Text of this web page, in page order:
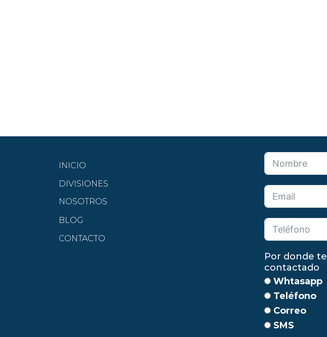
CONTACTO
DIVISIONES
NOSOTROS
BLOG
INICIO
Por donde
contactado
Whtasapp
Teléfono
Correo
SMS